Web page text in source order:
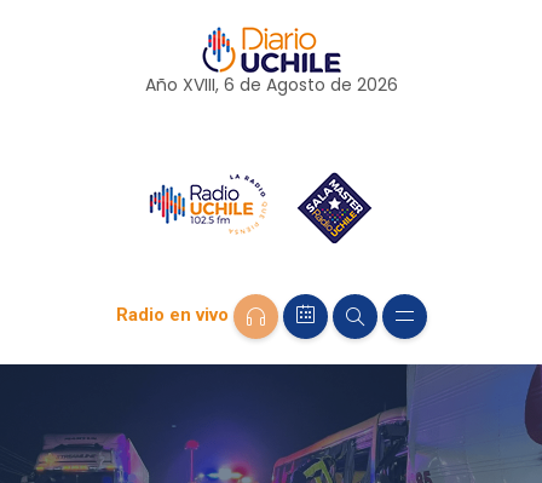
Año XVIII, 6 de Agosto de 2026
Radio en vivo